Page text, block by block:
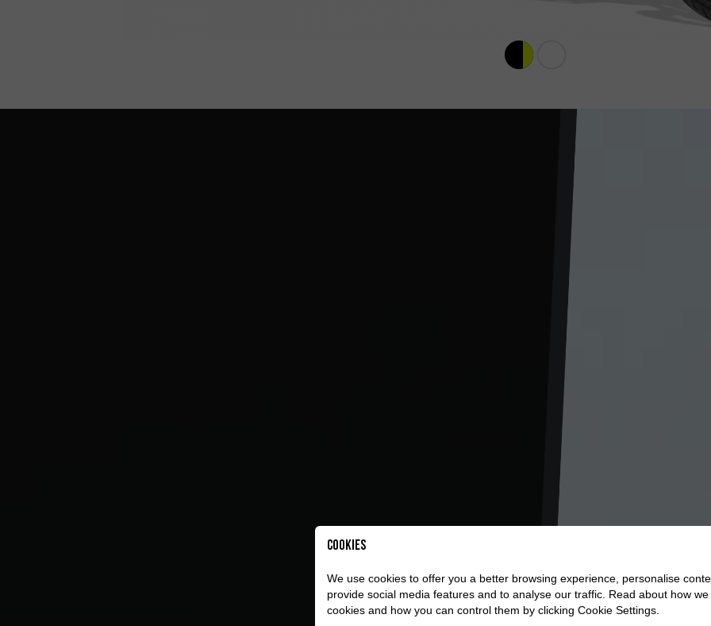
Cookies
We use cookies to offer you a better browsing experience, personalise
provide social media features and to analyse our traffic. Read about how we
cookies and how you can control them by clicking Cookie Settings.